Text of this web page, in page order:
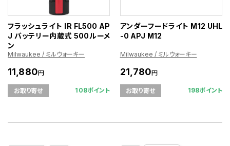
フラッシュライト IR FL500 AP
J バッテリー内蔵式 500ルーメ
ン
Milwaukee / ミルウォーキー
11,880円
お取り寄せ 108ポイント
アンダーフードライト M12 UHL
-0 APJ M12
Milwaukee / ミルウォーキー
21,780円
お取り寄せ 198ポイント